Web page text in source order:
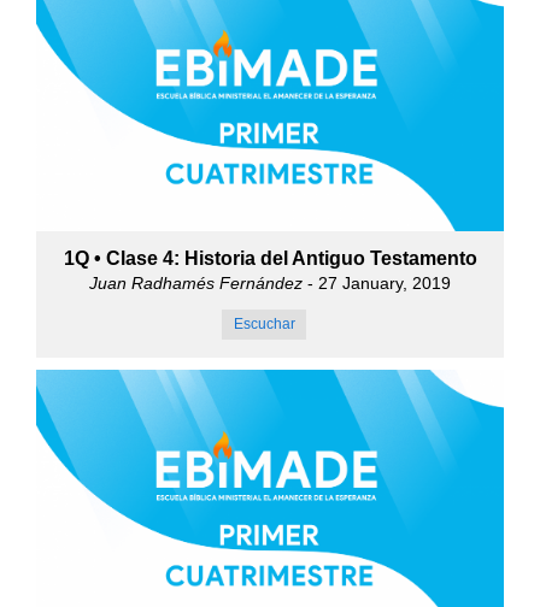
1Q • Clase 4: Historia del Antiguo Testamento
Juan Radhamés Fernández - 27 January, 2019
Escuchar